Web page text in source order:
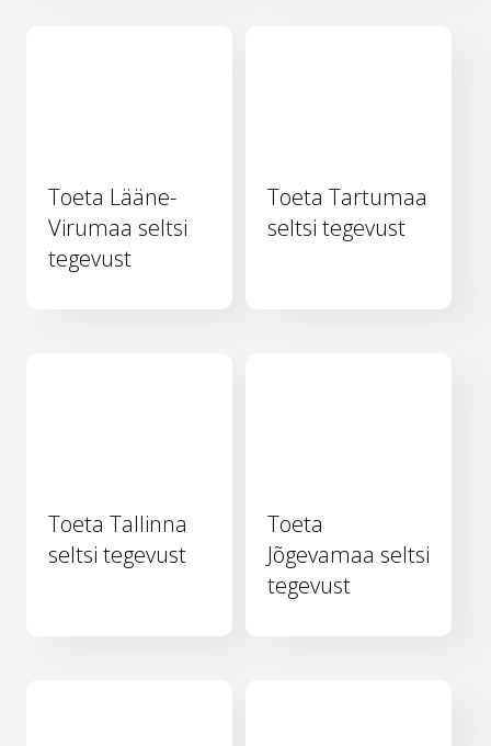
Toeta Lääne-
Virumaa seltsi
tegevust
Toeta Tartumaa
seltsi tegevust
Toeta Tallinna
seltsi tegevust
Toeta
Jõgevamaa seltsi
tegevust